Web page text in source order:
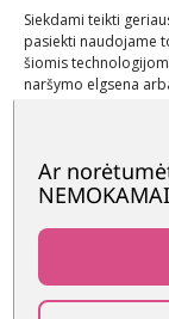
Siekdami teikti
pasiekti naudojame
šiomis
naršymo elgsena
pirkimo –
pardavimo
taisyklės
sąlygos
Visos teisės
Ar